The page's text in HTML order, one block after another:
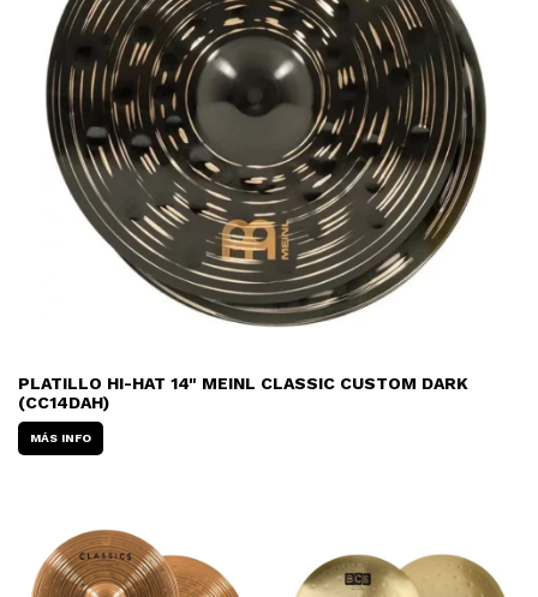
PLATILLO HI-HAT 14" MEINL CLASSIC CUSTOM DARK
(CC14DAH)
MÁS INFO